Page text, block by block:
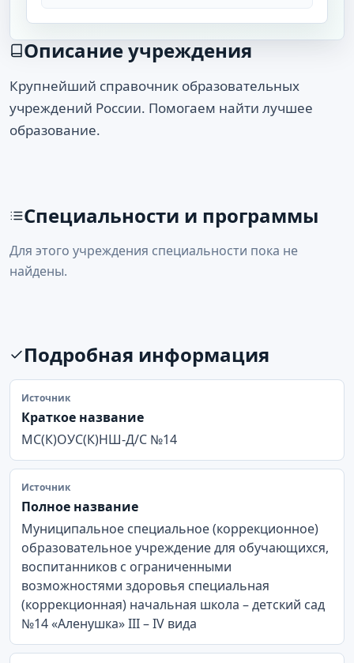
Описание учреждения
Крупнейший справочник образовательных
учреждений России. Помогаем найти лучшее
образование.
Специальности и программы
Для этого учреждения специальности пока не
найдены.
Подробная информация
Источник
Краткое название
МС(К)ОУС(К)НШ-Д/С №14
Источник
Полное название
Муниципальное специальное (коррекционное)
образовательное учреждение для обучающихся,
воспитанников с ограниченными
возможностями здоровья специальная
(коррекционная) начальная школа – детский сад
№14 «Аленушка» III – IV вида